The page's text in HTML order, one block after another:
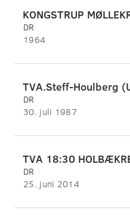
KONGSTRUP
DR
1964
TVA.Steff-Houlberg
DR
30. juli 1987
TVA 18:30
DR
25. juni 2014